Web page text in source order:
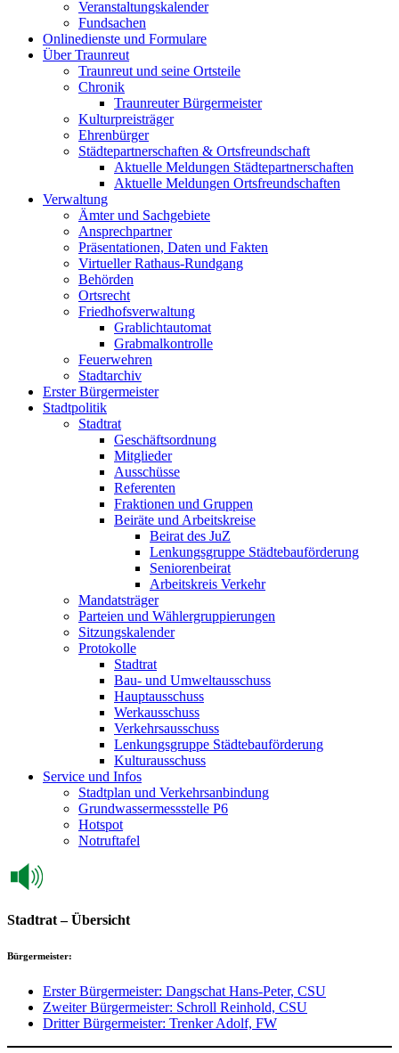
Veranstaltungskalender
Fundsachen
Onlinedienste und Formulare
Über Traunreut
Traunreut und seine Ortsteile
Chronik
Traunreuter Bürgermeister
Kulturpreisträger
Ehrenbürger
Städtepartnerschaften & Ortsfreundschaft
Aktuelle Meldungen Städtepartnerschaften
Aktuelle Meldungen Ortsfreundschaften
Verwaltung
Ämter und Sachgebiete
Ansprechpartner
Präsentationen, Daten und Fakten
Virtueller Rathaus-Rundgang
Behörden
Ortsrecht
Friedhofsverwaltung
Grablichtautomat
Grabmalkontrolle
Feuerwehren
Stadtarchiv
Erster Bürgermeister
Stadtpolitik
Stadtrat
Geschäftsordnung
Mitglieder
Ausschüsse
Referenten
Fraktionen und Gruppen
Beiräte und Arbeitskreise
Beirat des JuZ
Lenkungsgruppe Städtebauförderung
Seniorenbeirat
Arbeitskreis Verkehr
Mandatsträger
Parteien und Wählergruppierungen
Sitzungskalender
Protokolle
Stadtrat
Bau- und Umweltausschuss
Hauptausschuss
Werkausschuss
Verkehrsausschuss
Lenkungsgruppe Städtebauförderung
Kulturausschuss
Service und Infos
Stadtplan und Verkehrsanbindung
Grundwassermessstelle P6
Hotspot
Notruftafel
Stadtrat – Übersicht
Bürgermeister:
Erster Bürgermeister: Dangschat Hans-Peter, CSU
Zweiter Bürgermeister: Schroll Reinhold, CSU
Dritter Bürgermeister: Trenker Adolf, FW